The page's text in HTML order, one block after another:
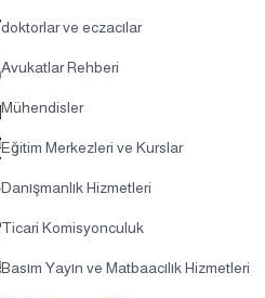
doktorlar ve eczacılar
Avukatlar Rehberi
Mühendisler
Eğitim Merkezleri ve Kurslar
Danışmanlık Hizmetleri
Ticari Komisyonculuk
Basım Yayın ve Matbaacılık Hizmetleri